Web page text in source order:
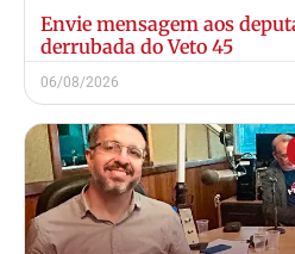
Envie mensagem aos
derrubada do Veto 45
06/08/2026